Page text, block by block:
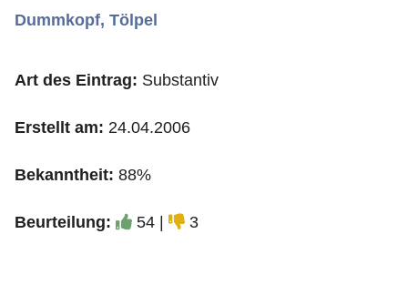
A B C D
J K L M N
Dummkopf, Tölpel
Art des Eintrag: Substantiv
Erstellt am: 24.04.2006
Bekanntheit: 88%
Beurteilung: 54 | 3